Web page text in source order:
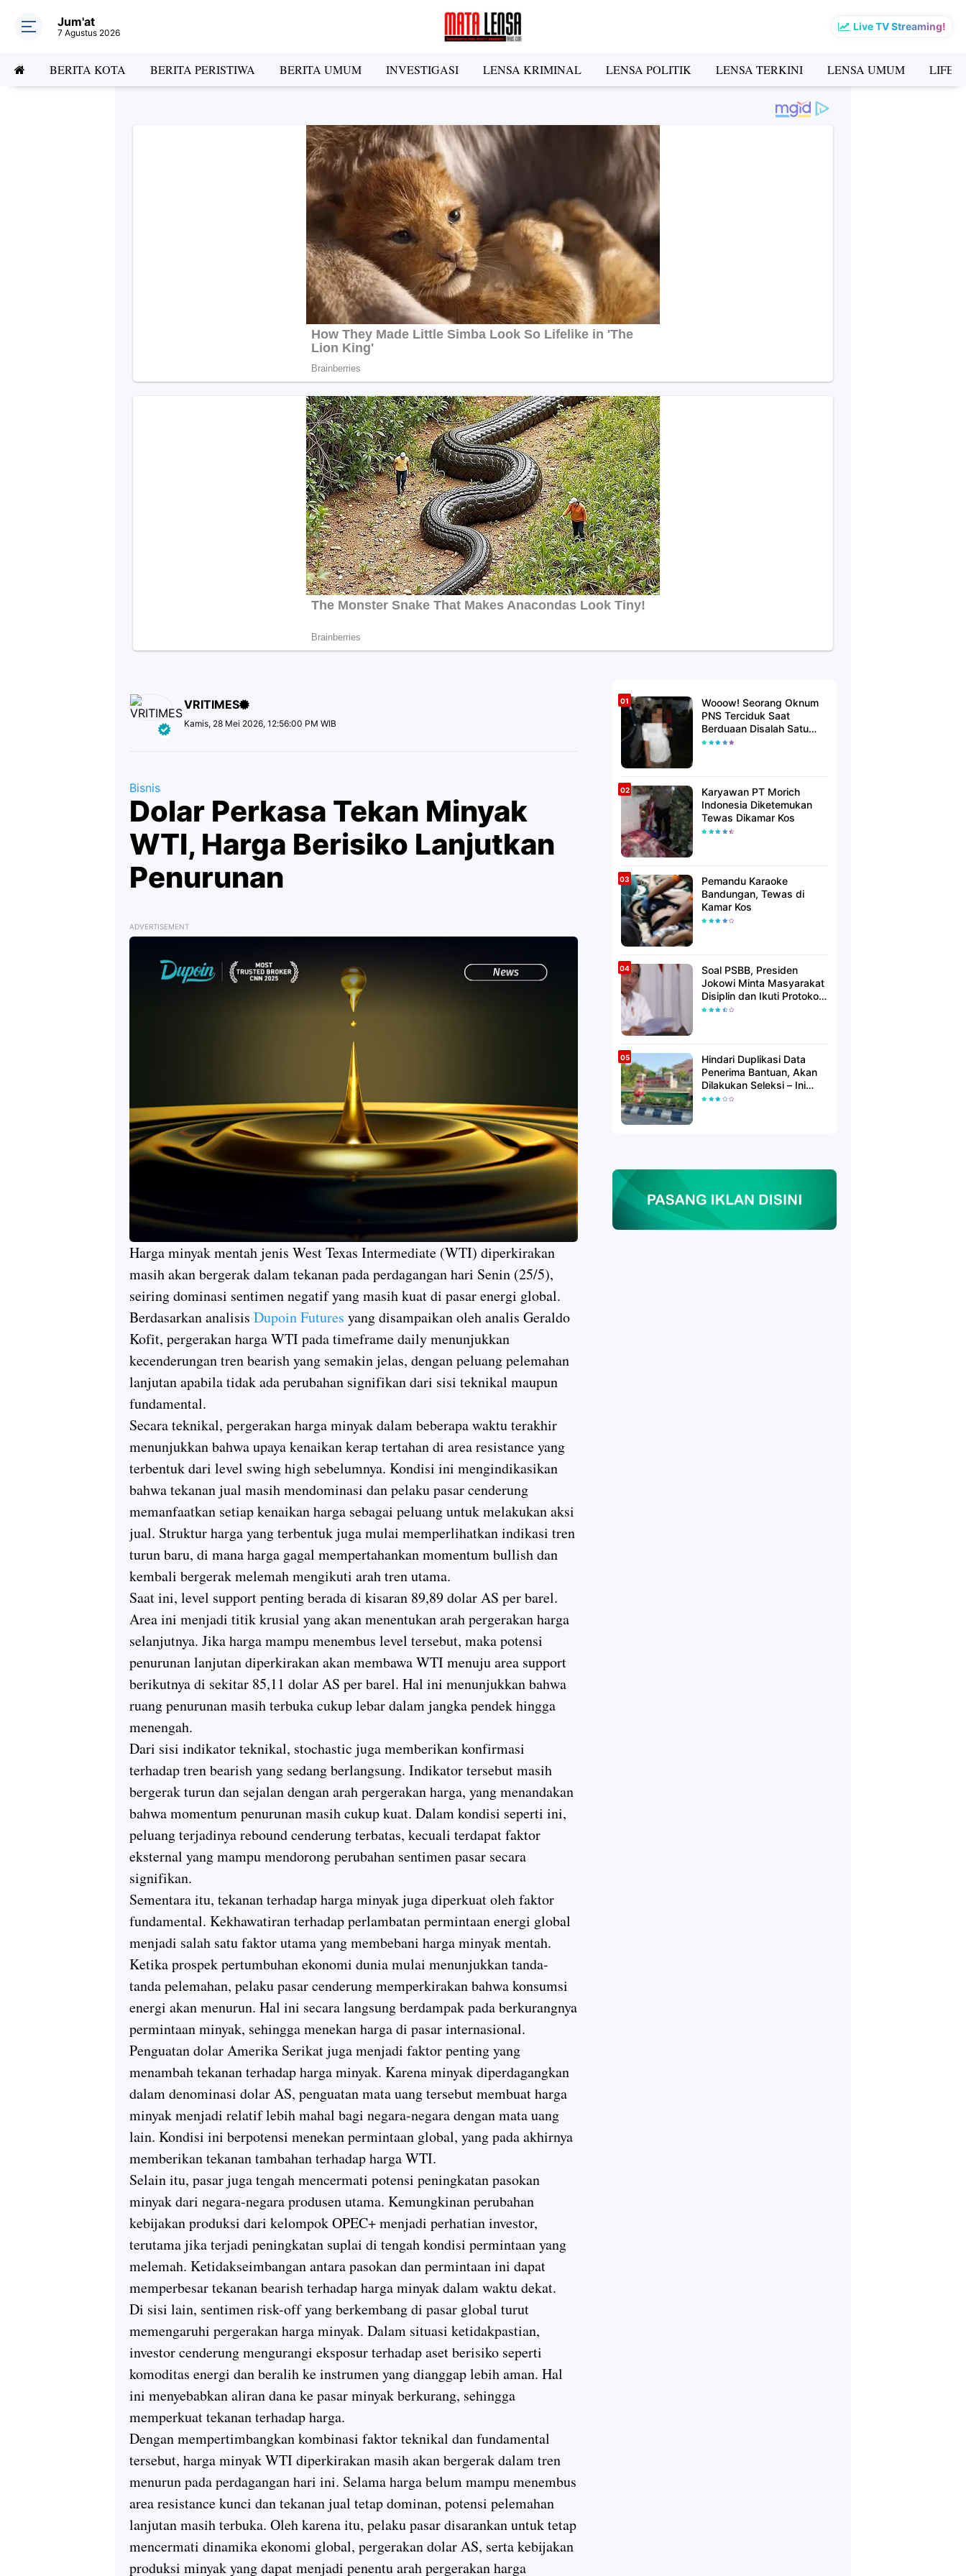
Live TV Streaming!
Jum'at
7 Agustus 2026
BERITA KOTA BERITA PERISTIWA BERITA UMUM INVESTIGASI LENSA KRIMINAL LENSA POLITIK LENSA TERKINI LENSA UMUM
VRITIMES
Kamis, 28 Mei 2026, 12:56:00 PM WIB
Bisnis
Dolar Perkasa Tekan Minyak
WTI, Harga Berisiko Lanjutkan
Penurunan
ADVERTISEMENT
Harga minyak mentah jenis West Texas Intermediate (WTI) diperkirakan
masih akan bergerak dalam tekanan pada perdagangan hari Senin (25/5),
seiring dominasi sentimen negatif yang masih kuat di pasar energi global.
Berdasarkan analisis Dupoin Futures yang disampaikan oleh analis Geraldo
Kofit, pergerakan harga WTI pada timeframe daily menunjukkan
kecenderungan tren bearish yang semakin jelas, dengan peluang pelemahan
lanjutan apabila tidak ada perubahan signifikan dari sisi teknikal maupun
fundamental.
Secara teknikal, pergerakan harga minyak dalam beberapa waktu terakhir
menunjukkan bahwa upaya kenaikan kerap tertahan di area resistance yang
terbentuk dari level swing high sebelumnya. Kondisi ini mengindikasikan
bahwa tekanan jual masih mendominasi dan pelaku pasar cenderung
memanfaatkan setiap kenaikan harga sebagai peluang untuk melakukan aksi
jual. Struktur harga yang terbentuk juga mulai memperlihatkan indikasi tren
turun baru, di mana harga gagal mempertahankan momentum bullish dan
kembali bergerak melemah mengikuti arah tren utama.
Saat ini, level support penting berada di kisaran 89,89 dolar AS per barel.
Area ini menjadi titik krusial yang akan menentukan arah pergerakan harga
selanjutnya. Jika harga mampu menembus level tersebut, maka potensi
penurunan lanjutan diperkirakan akan membawa WTI menuju area support
berikutnya di sekitar 85,11 dolar AS per barel. Hal ini menunjukkan bahwa
ruang penurunan masih terbuka cukup lebar dalam jangka pendek hingga
menengah.
Dari sisi indikator teknikal, stochastic juga memberikan konfirmasi
terhadap tren bearish yang sedang berlangsung. Indikator tersebut masih
bergerak turun dan sejalan dengan arah pergerakan harga, yang menandakan
bahwa momentum penurunan masih cukup kuat. Dalam kondisi seperti ini,
peluang terjadinya rebound cenderung terbatas, kecuali terdapat faktor
eksternal yang mampu mendorong perubahan sentimen pasar secara
signifikan.
Sementara itu, tekanan terhadap harga minyak juga diperkuat oleh faktor
fundamental. Kekhawatiran terhadap perlambatan permintaan energi global
menjadi salah satu faktor utama yang membebani harga minyak mentah.
Ketika prospek pertumbuhan ekonomi dunia mulai menunjukkan tanda-
tanda pelemahan, pelaku pasar cenderung memperkirakan bahwa konsumsi
energi akan menurun. Hal ini secara langsung berdampak pada berkurangnya
permintaan minyak, sehingga menekan harga di pasar internasional.
Penguatan dolar Amerika Serikat juga menjadi faktor penting yang
menambah tekanan terhadap harga minyak. Karena minyak diperdagangkan
dalam denominasi dolar AS, penguatan mata uang tersebut membuat harga
minyak menjadi relatif lebih mahal bagi negara-negara dengan mata uang
lain. Kondisi ini berpotensi menekan permintaan global, yang pada akhirnya
memberikan tekanan tambahan terhadap harga WTI.
Selain itu, pasar juga tengah mencermati potensi peningkatan pasokan
minyak dari negara-negara produsen utama. Kemungkinan perubahan
kebijakan produksi dari kelompok OPEC+ menjadi perhatian investor,
terutama jika terjadi peningkatan suplai di tengah kondisi permintaan yang
melemah. Ketidakseimbangan antara pasokan dan permintaan ini dapat
memperbesar tekanan bearish terhadap harga minyak dalam waktu dekat.
Di sisi lain, sentimen risk-off yang berkembang di pasar global turut
memengaruhi pergerakan harga minyak. Dalam situasi ketidakpastian,
investor cenderung mengurangi eksposur terhadap aset berisiko seperti
komoditas energi dan beralih ke instrumen yang dianggap lebih aman. Hal
ini menyebabkan aliran dana ke pasar minyak berkurang, sehingga
memperkuat tekanan terhadap harga.
Dengan mempertimbangkan kombinasi faktor teknikal dan fundamental
tersebut, harga minyak WTI diperkirakan masih akan bergerak dalam tren
menurun pada perdagangan hari ini. Selama harga belum mampu menembus
area resistance kunci dan tekanan jual tetap dominan, potensi pelemahan
lanjutan masih terbuka. Oleh karena itu, pelaku pasar disarankan untuk tetap
mencermati dinamika ekonomi global, pergerakan dolar AS, serta kebijakan
produksi minyak yang dapat menjadi penentu arah pergerakan harga
Wooow! Seorang Oknum
PNS Terciduk Saat
Berduaan Disalah Satu
Kamar Hotel Salatiga
Karyawan PT Morich
Indonesia Diketemukan
Tewas Dikamar Kos
Pemandu Karaoke
Bandungan, Tewas di
Kamar Kos
Soal PSBB, Presiden
Jokowi Minta Masyarakat
Disiplin dan Ikuti Protokol
Kesehatan
Hindari Duplikasi Data
Penerima Bantuan, Akan
Dilakukan Seleksi – Ini
Penjelasanya